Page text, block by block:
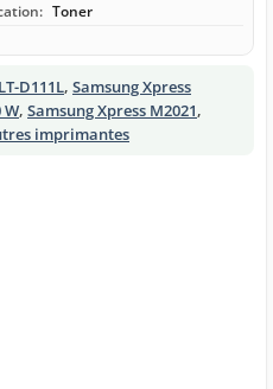
Toner
D111L, Samsung Xpress
W, Samsung Xpress M2021,
imprimantes
MLT-D111L noire